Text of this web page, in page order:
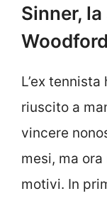
Sinner,
L’ex
riuscito a
vincere
mesi, ma
motivi. In